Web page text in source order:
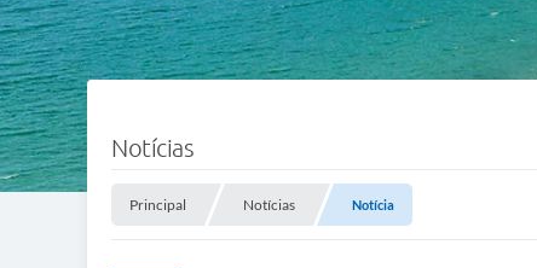
Notícias
Principal Notícias Notícia